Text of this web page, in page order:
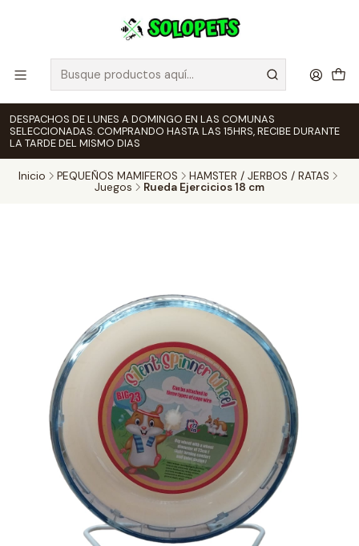
DESPACHOS DE LUNES A DOMINGO EN LAS COMUNAS
SELECCIONADAS. COMPRANDO HASTA LAS 15HRS, RECIBE DURANTE
LA TARDE DEL MISMO DIAS
Inicio PEQUEÑOS MAMIFEROS
HAMSTER / JERBOS / RATAS
Juegos
Rueda Ejercicios 18 cm